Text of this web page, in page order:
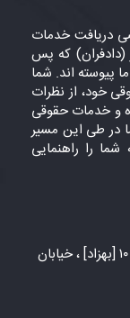
دریافت خدمات
(دادفران) که پس
اند. شما
خود، از نظرات
و خدمات حقوقی
در طی این مسیر
را راهنمایی
شهر مشهد، بلوار سجاد ، خیابان خیام جنوبی ۱۰ [بهزاد] ، خیابان